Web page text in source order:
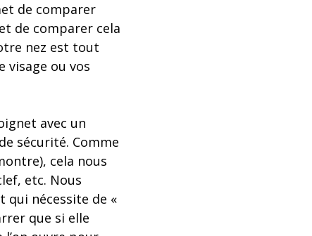
de comparer
de comparer cela
nez est tout
visage ou vos
avec un
sécurité. Comme
cela nous
etc. Nous
qui nécessite de «
que si elle